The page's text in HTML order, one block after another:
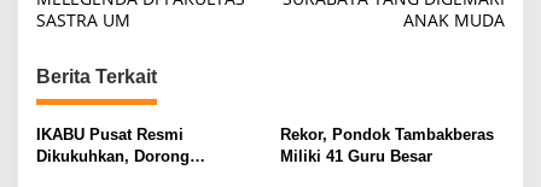
n
a
v
SASTRA UM
ANAK MUDA
Berita Terkait
IKABU Pusat Resmi
Dikukuhkan, Dorong
Rekor, Pondok Tambakberas
Miliki 41 Guru Besar